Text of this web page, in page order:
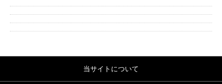
当サイトについて